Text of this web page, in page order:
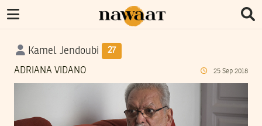
Kamel Jendoubi 27
ADRIANA VIDANO 25 Sep 2018